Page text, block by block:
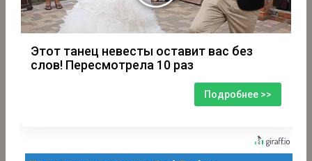
Этот танец невесты оставит вас без
слов! Пересмотрела 10 раз
Подробнее >>